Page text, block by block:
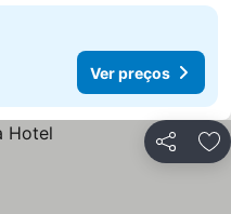
Ver preços
Partilhar